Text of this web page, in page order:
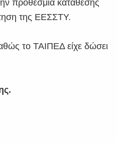
προθεσμία κατάθεσης
της ΕΕΣΣΤΥ.
το ΤΑΙΠΕΔ είχε δώσει